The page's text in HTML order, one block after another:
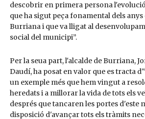
descobrir en primera persona
que ha sigut peça fonamental dels anys
Burriana i que va lligat al
social del municipi”.
Per la seua part, l'alcalde de Burriana,
Daudí, ha posat en valor que es tracta
un exemple més que hem vingut a
heredats i a millorar la vida de tots els
després que tancaren les portes d'este
disposició d'avançar tots els tràmits